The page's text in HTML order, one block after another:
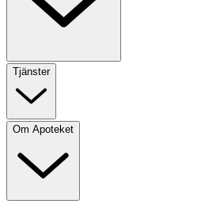
Tjänster
Om Apoteket